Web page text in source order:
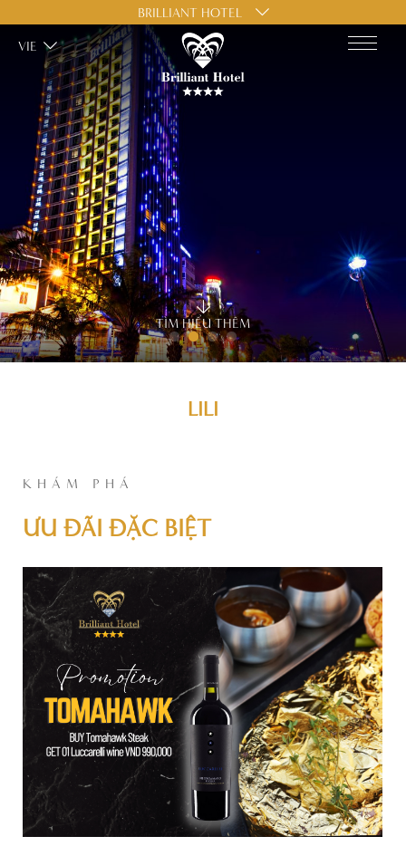
TÌM HIỂU THÊM
VIE
BRILLIANT HOTEL
LILI
KHÁM PHÁ
ƯU ĐÃI ĐẶC BIỆT